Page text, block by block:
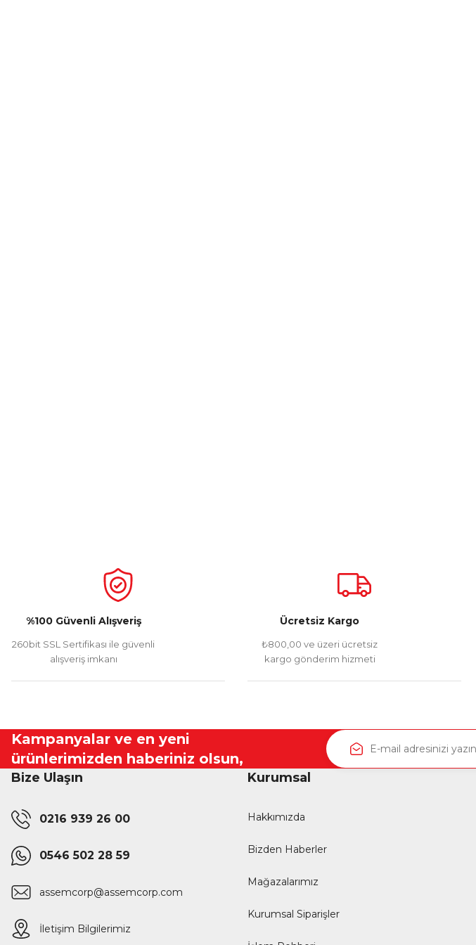
%100 Güvenli Alışveriş
260bit SSL Sertifikası ile güvenli
alışveriş imkanı
Ücretsiz Kargo
₺800,00 ve üzeri ücretsiz
kargo gönderim hizmeti
Kampanyalar ve en yeni
ürünlerimizden haberiniz olsun,
Bize Ulaşın
0216 939 26 00
0546 502 28 59
assemcorp@assemcorp.com
İletişim Bilgilerimiz
Kurumsal
Hakkımızda
Bizden Haberler
Mağazalarımız
Kurumsal Siparişler